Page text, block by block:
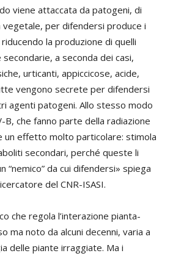
viene attaccata da patogeni, di
vegetale, per difendersi produce i
la produzione di quelli
a seconda dei casi,
urticanti, appiccicose, acide,
vengono secrete per difendersi
agenti patogeni. Allo stesso modo
B, che fanno parte della radiazione
un effetto molto particolare: stimola
secondari, perché queste li
“nemico” da cui difendersi» spiega
del CNR-ISASI.
che regola l’interazione pianta-
ma noto da alcuni decenni, varia a
delle piante irraggiate. Ma i